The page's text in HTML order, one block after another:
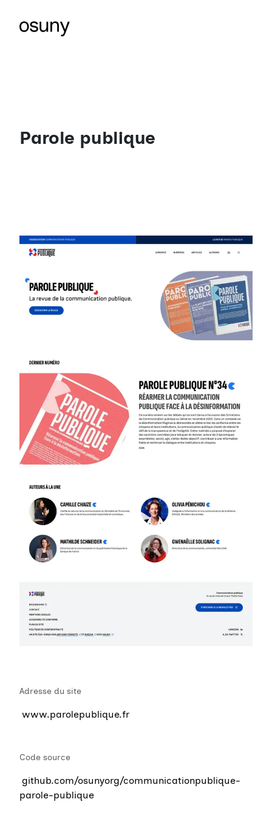
Parole publique
Adresse du site
www.parolepublique.fr
Code source
github.com/osunyorg/communicationpublique-
parole-publique